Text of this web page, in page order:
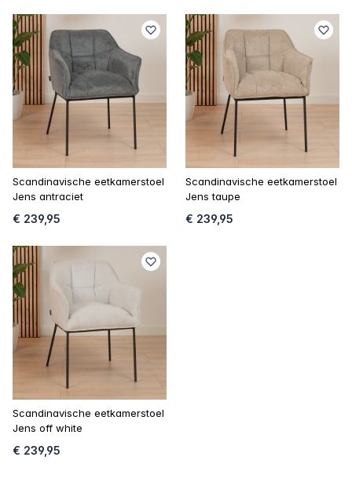
Scandinavische eetkamerstoel
Jens antraciet
€ 239,95
Scandinavische eetkamerstoel
Jens taupe
€ 239,95
Scandinavische eetkamerstoel
Jens off white
€ 239,95